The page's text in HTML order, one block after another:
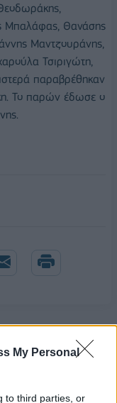
My Personal
to third parties, or
Μπαλάφας, Θανάσης
Μαντζουράνης,
Τσιριγώτη,
παραβρέθηκαν
Το παρών έδωσε ο